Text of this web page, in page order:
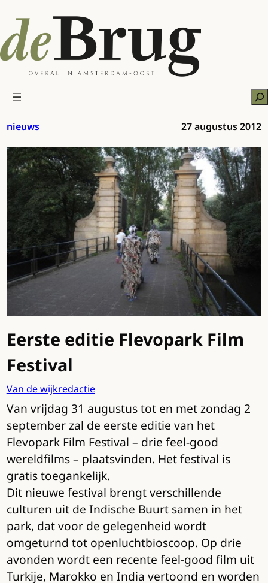
naar
de
inhoud
nieuws 27 augustus 2012
Eerste editie Flevopark Film
Festival
Van de wijkredactie
Van vrijdag 31 augustus tot en met zondag 2
september zal de eerste editie van het
Flevopark Film Festival – drie feel-good
wereldfilms – plaatsvinden. Het festival is
gratis toegankelijk.
Dit nieuwe festival brengt verschillende
culturen uit de Indische Buurt samen in het
park, dat voor de gelegenheid wordt
omgeturnd tot openluchtbioscoop. Op drie
avonden wordt een recente feel-good film uit
Turkije, Marokko en India vertoond en worden